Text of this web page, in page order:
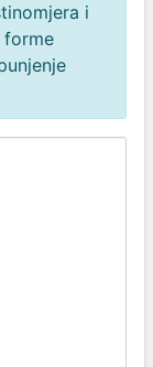
i
forme